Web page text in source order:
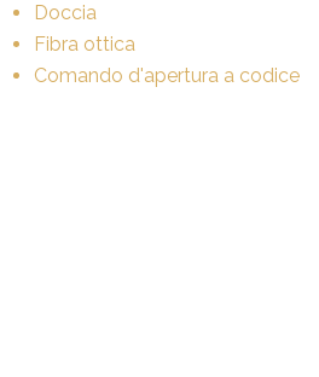
Doccia
Fibra ottica
Comando d'apertura a codice